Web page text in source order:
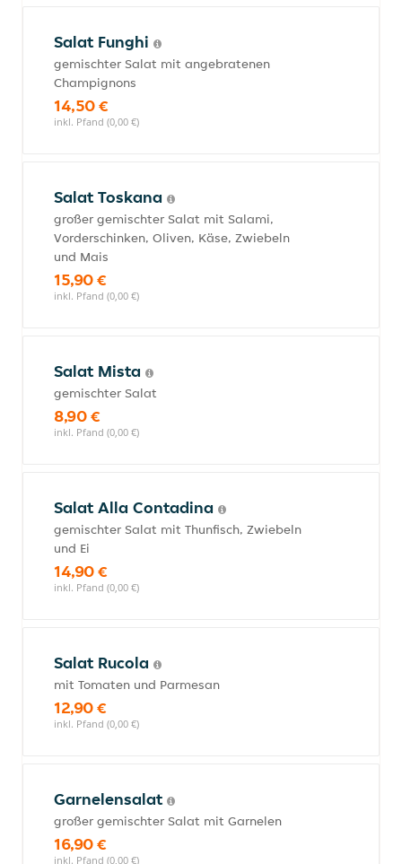
Salat Funghi
gemischter Salat mit angebratenen
Champignons
14,50 €
inkl. Pfand (0,00 €)
Salat Toskana
großer gemischter Salat mit Salami,
Vorderschinken, Oliven, Käse, Zwiebeln
und Mais
15,90 €
inkl. Pfand (0,00 €)
Salat Mista
gemischter Salat
8,90 €
inkl. Pfand (0,00 €)
Salat Alla Contadina
gemischter Salat mit Thunfisch, Zwiebeln
und Ei
14,90 €
inkl. Pfand (0,00 €)
Salat Rucola
mit Tomaten und Parmesan
12,90 €
inkl. Pfand (0,00 €)
Garnelensalat
großer gemischter Salat mit Garnelen
16,90 €
inkl. Pfand (0,00 €)